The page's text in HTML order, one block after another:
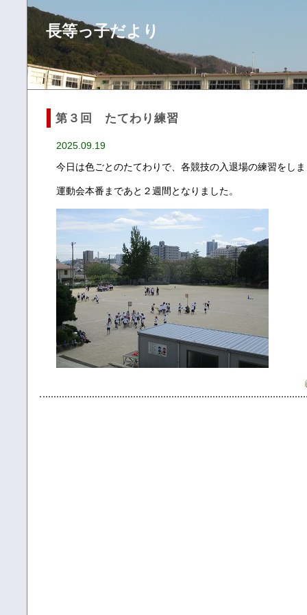
長等っ子だより
第３回 たてわり練習
2025.09.19
今日は色ごとのたてわりで、各競技の入退場の練習をし
運動会本番まであと２週間となりました。